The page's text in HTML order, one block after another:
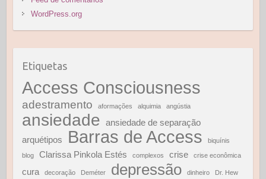
WordPress.org
Etiquetas
Access Consciousness
adestramento aformações alquimia angústia
ansiedade ansiedade de separação
arquétipos
Barras de Access biquínis
blog Clarissa Pinkola Estés complexos crise crise econômica
cura decoração Deméter depressão dinheiro Dr. Hew